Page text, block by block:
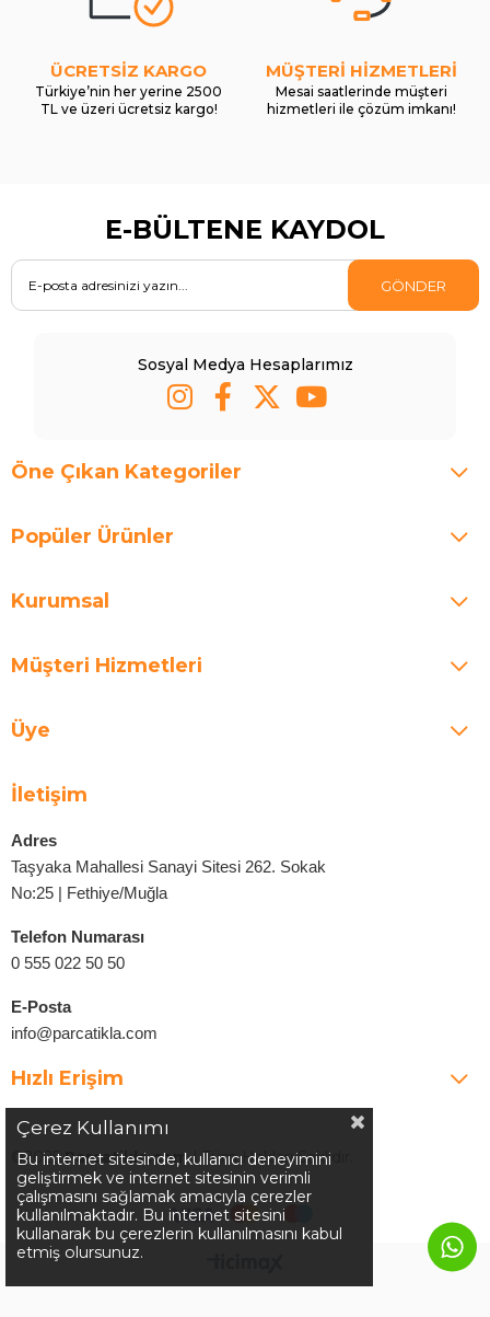
ÜCRETSİZ KARGO
Türkiye’nin her yerine 2500
TL ve üzeri ücretsiz kargo!
MÜŞTERİ HİZMETLERİ
Mesai saatlerinde müşteri
hizmetleri ile çözüm imkanı!
E-BÜLTENE KAYDOL
GÖNDER
Sosyal Medya Hesaplarımız
Öne Çıkan Kategoriler
Popüler Ürünler
Kurumsal
Müşteri Hizmetleri
Üye
İletişim
Adres
Taşyaka Mahallesi Sanayi Sitesi 262. Sokak
No:25 | Fethiye/Muğla
Telefon Numarası
0 555 022 50 50
E-Posta
info@parcatikla.com
Hızlı Erişim
©2025Parcatikla.com| Tüm Hakları Saklıdır.
Çerez Kullanımı
Bu internet sitesinde, kullanıcı deneyimini
geliştirmek ve internet sitesinin verimli
çalışmasını sağlamak amacıyla çerezler
kullanılmaktadır. Bu internet sitesini
kullanarak bu çerezlerin kullanılmasını kabul
etmiş olursunuz.